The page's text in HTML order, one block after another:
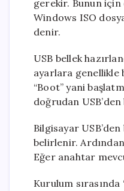
gerekir. Bunun
Windows ISO
denir.
USB bellek
ayarlara genellikle
“Boot” yani
doğrudan USB’den
Bilgisayar
belirlenir.
Eğer anahtar
Kurulum